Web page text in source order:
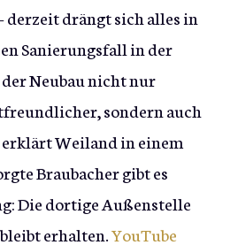
drängt sich alles in
Sanierungsfall in der
Neubau nicht nur
sondern auch
Weiland in einem
Braubacher gibt es
Die dortige Außenstelle
erhalten.YouTube